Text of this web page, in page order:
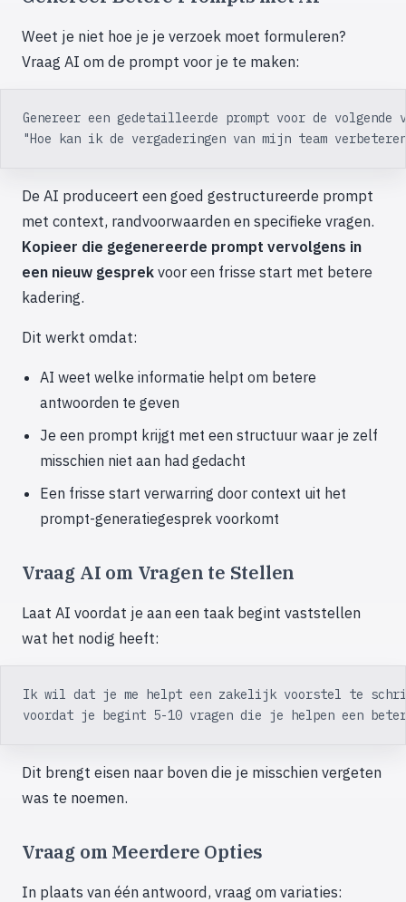
Weet je niet hoe je je verzoek moet formuleren?
Vraag AI om de prompt voor je te maken:
Genereer een gedetailleerde prompt voor de volgende
"Hoe kan ik de vergaderingen van mijn team
De AI produceert een goed gestructureerde prompt
met context, randvoorwaarden en specifieke vragen.
Kopieer die gegenereerde prompt vervolgens in
een nieuw gesprekvoor een frisse start met betere
kadering.
Dit werkt omdat:
AI weet welke informatie helpt om betere
antwoorden te geven
Je een prompt krijgt met een structuur waar je zelf
misschien niet aan had gedacht
Een frisse start verwarring door context uit het
prompt-generatiegesprek voorkomt
Vraag AI om Vragen te Stellen
Laat AI voordat je aan een taak begint vaststellen
wat het nodig heeft:
Ik wil dat je me helpt een zakelijk voorstel te
voordat je begint 5-10 vragen die je helpen een
Dit brengt eisen naar boven die je misschien vergeten
was te noemen.
Vraag om Meerdere Opties
In plaats van één antwoord, vraag om variaties: